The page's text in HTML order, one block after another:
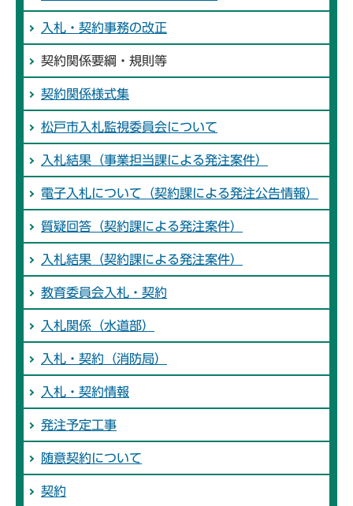
入札・契約事務の改正
契約関係要綱・規則等
契約関係様式集
松戸市入札監視委員会について
入札結果（事業担当課による発注案件）
電子入札について（契約課による発注公告情報）
質疑回答（契約課による発注案件）
入札結果（契約課による発注案件）
教育委員会入札・契約
入札関係（水道部）
入札・契約（消防局）
入札・契約情報
発注予定工事
随意契約について
契約